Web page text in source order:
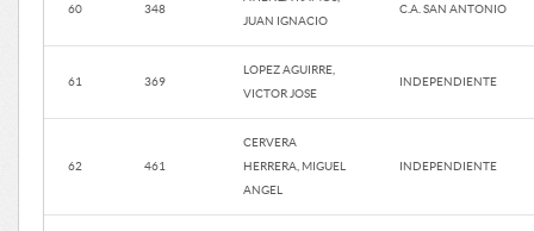
60 348
JUAN IGNACIO
C.A. SAN ANTONIO
61 369
LOPEZ AGUIRRE,
VICTOR JOSE
INDEPENDIENTE
62 461
CERVERA
HERRERA, MIGUEL
ANGEL
INDEPENDIENTE